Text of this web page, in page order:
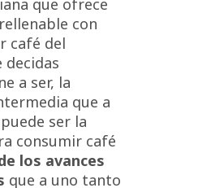
que ofrece
con
café del
decidas
a ser, la
que a
ser la
consumir café
los avances
que a uno tanto